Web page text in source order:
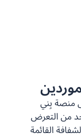
منصة بِني
من التعرض
القائمة